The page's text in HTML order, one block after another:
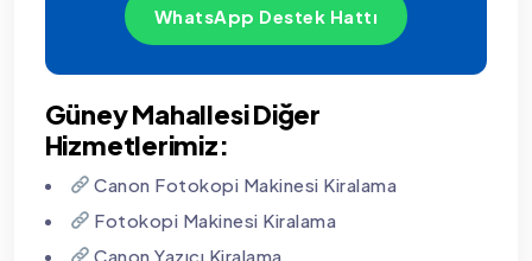
WhatsApp Destek Hattı
Güney Mahallesi Diğer
Hizmetlerimiz:
Canon Fotokopi Makinesi Kiralama
Fotokopi Makinesi Kiralama
Canon Yazıcı Kiralama